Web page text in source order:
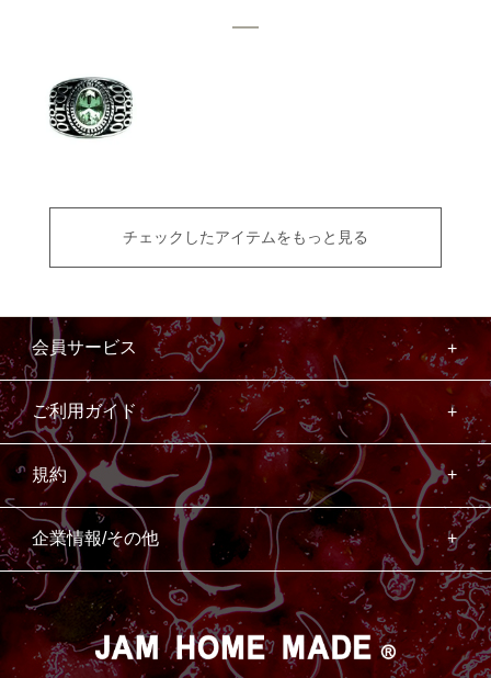
チェックしたアイテムをもっと見る
会員サービス
ご利用ガイド
規約
企業情報/その他